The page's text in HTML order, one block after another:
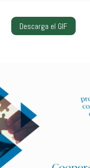
Descarga el GIF